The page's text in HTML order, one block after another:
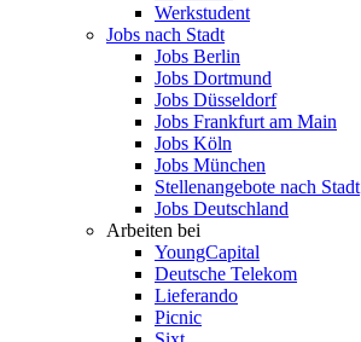
Werkstudent
Jobs nach Stadt
Jobs Berlin
Jobs Dortmund
Jobs Düsseldorf
Jobs Frankfurt am Main
Jobs Köln
Jobs München
Stellenangebote nach Stadt
Jobs Deutschland
Arbeiten bei
YoungCapital
Deutsche Telekom
Lieferando
Picnic